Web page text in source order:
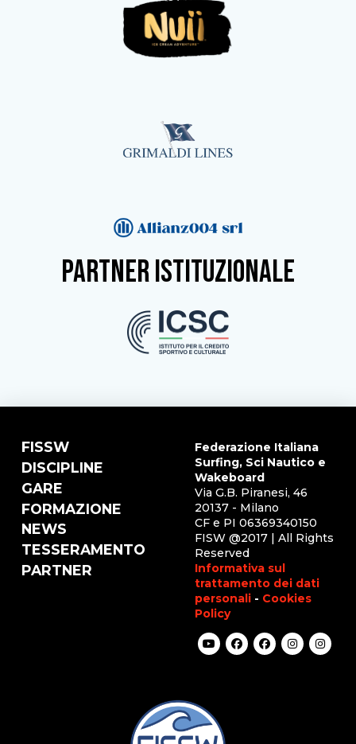
partner istituzionale
FISSW
DISCIPLINE
GARE
FORMAZIONE
NEWS
TESSERAMENTO
PARTNER
Federazione Italiana
Surfing, Sci Nautico e
Wakeboard
Via G.B. Piranesi, 46
20137 - Milano
CF e PI 06369340150
FISW @2017 | All Rights
Reserved
Informativa sul
trattamento dei dati
personali - Cookies
Policy